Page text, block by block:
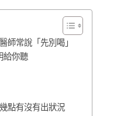
師常說「先別喝」
給你聽
點有沒有出狀況